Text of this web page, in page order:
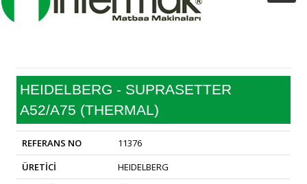
HEIDELBERG - SUPRASETTER
A52/A75 (THERMAL)
REFERANS NO
11376
ÜRETİCİ
HEIDELBERG